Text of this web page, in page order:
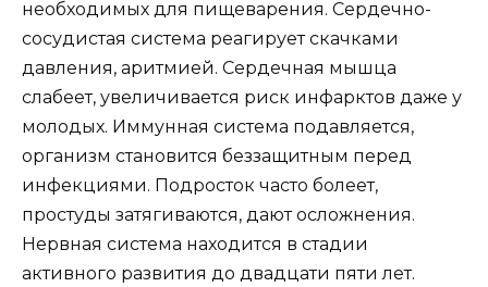
необходимых для пищеварения. Сердечно-
сосудистая система реагирует скачками
давления, аритмией. Сердечная мышца
слабеет, увеличивается риск инфарктов даже у
молодых. Иммунная система подавляется,
организм становится беззащитным перед
инфекциями. Подросток часто болеет,
простуды затягиваются, дают осложнения.
Нервная система находится в стадии
активного развития до двадцати пяти лет.